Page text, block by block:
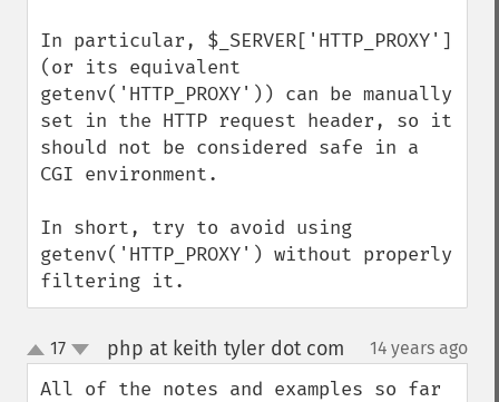
In particular, $_SERVER['HTTP_PROXY']
(or its equivalent
getenv('HTTP_PROXY')) can be manually
set in the HTTP request header, so it
should not be considered safe in a
CGI environment.
In short, try to avoid using
getenv('HTTP_PROXY') without properly
filtering it.
up
down
17 php at keith tyler dot com 14 years ago
All of the notes and examples so far